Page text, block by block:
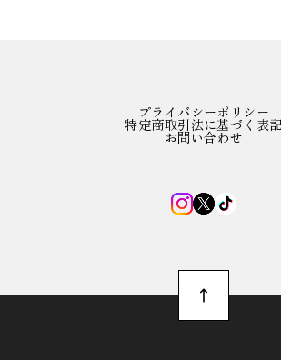
プライバシーポリシー
特定商取引法に基づく表記
お問い合わせ